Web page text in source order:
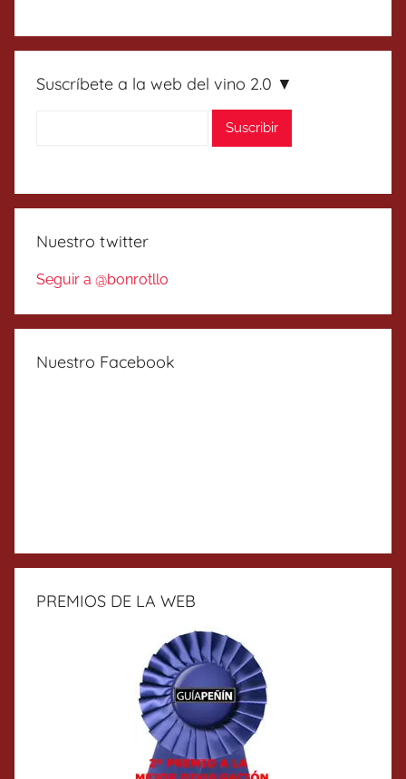
Suscríbete a la web del vino 2.0 ▼
Nuestro twitter
Seguir a @bonrotllo
Nuestro Facebook
PREMIOS DE LA WEB